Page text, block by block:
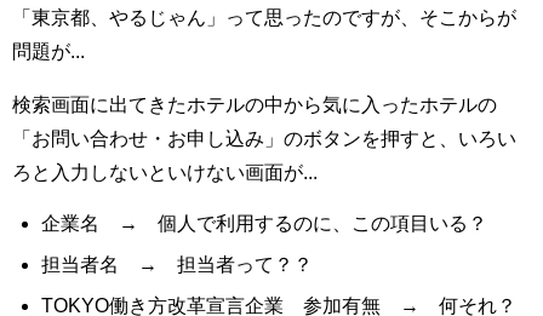
「東京都、やるじゃん」って思ったのですが、そこからが
問題が...
検索画面に出てきたホテルの中から気に入ったホテルの
「お問い合わせ・お申し込み」のボタンを押すと、いろい
ろと入力しないといけない画面が...
企業名 → 個人で利用するのに、この項目いる？
担当者名 → 担当者って？？
TOKYO働き方改革宣言企業 参加有無 → 何それ？